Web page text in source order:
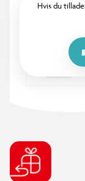
Hvis du